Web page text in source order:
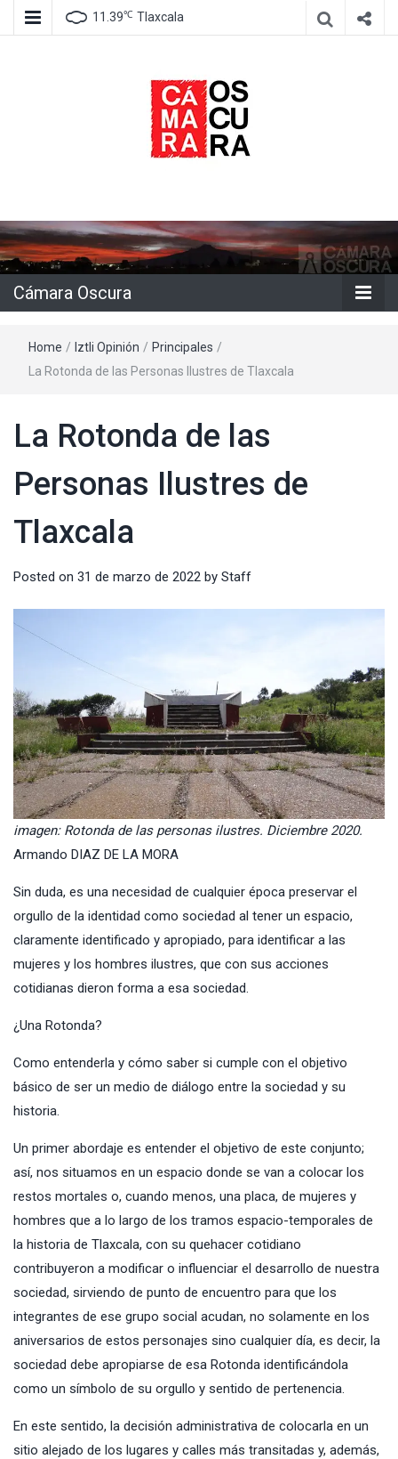
11.39℃ Tlaxcala
Cámara
Oscura
Cámara Oscura
Home / Iztli Opinión / Principales /
La Rotonda de las Personas Ilustres de Tlaxcala
La Rotonda de las
Personas Ilustres de
Tlaxcala
Posted on 31 de marzo de 2022 by Staff
imagen: Rotonda de las personas ilustres. Diciembre 2020.
Armando DIAZ DE LA MORA
Sin duda, es una necesidad de cualquier época preservar el
orgullo de la identidad como sociedad al tener un espacio,
claramente identificado y apropiado, para identificar a las
mujeres y los hombres ilustres, que con sus acciones
cotidianas dieron forma a esa sociedad.
¿Una Rotonda?
Como entenderla y cómo saber si cumple con el objetivo
básico de ser un medio de diálogo entre la sociedad y su
historia.
Un primer abordaje es entender el objetivo de este conjunto;
así, nos situamos en un espacio donde se van a colocar los
restos mortales o, cuando menos, una placa, de mujeres y
hombres que a lo largo de los tramos espacio-temporales de
la historia de Tlaxcala, con su quehacer cotidiano
contribuyeron a modificar o influenciar el desarrollo de nuestra
sociedad, sirviendo de punto de encuentro para que los
integrantes de ese grupo social acudan, no solamente en los
aniversarios de estos personajes sino cualquier día, es decir, la
sociedad debe apropiarse de esa Rotonda identificándola
como un símbolo de su orgullo y sentido de pertenencia.
En este sentido, la decisión administrativa de colocarla en un
sitio alejado de los lugares y calles más transitadas y, además,